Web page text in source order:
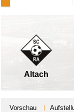
Altach
Vorschau